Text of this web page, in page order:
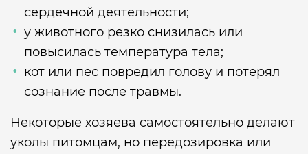
сердечной деятельности;
у животного резко снизилась или
повысилась температура тела;
кот или пес повредил голову и потерял
сознание после травмы.
Некоторые хозяева самостоятельно делают
уколы питомцам, но передозировка или